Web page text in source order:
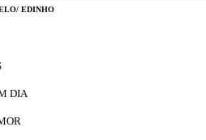
EDINHO
DIA